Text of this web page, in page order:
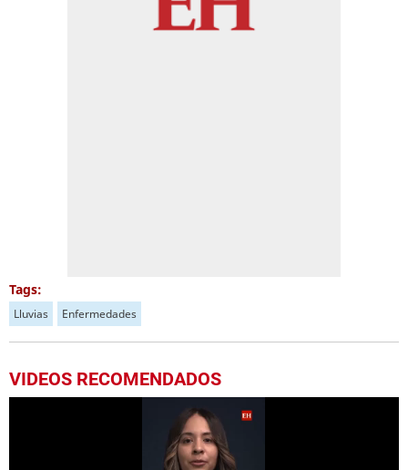
Tags:
Lluvias Enfermedades
VIDEOS RECOMENDADOS